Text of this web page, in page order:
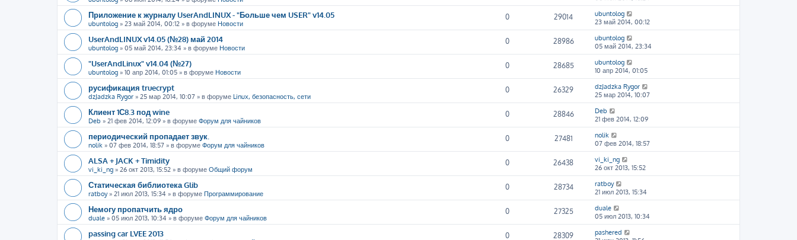
Приложение к журналу UserAndLINUX - "Больше чем USER" v14.05
ubuntolog » 23 май 2014, 00:12 » в форуме Новости
0 29014
ubuntolog
23 май 2014, 00:12
UserAndLINUX v14.05 (№28) май 2014
ubuntolog » 05 май 2014, 23:34 » в форуме Новости
0 28986
ubuntolog
05 май 2014, 23:34
"UserAndLinux" v14.04 (№27)
ubuntolog » 10 апр 2014, 01:05 » в форуме Новости
0 28685
ubuntolog
10 апр 2014, 01:05
русификация truecrypt
dzJadzka Rygor » 25 мар 2014, 10:07 » в форуме Linux, безопасность, сети
0 26329
dzJadzka Rygor
25 мар 2014, 10:07
Клиент 1С8.3 под wine
Deb » 21 фев 2014, 12:09 » в форуме Форум для чайников
0 28846
Deb
21 фев 2014, 12:09
периодический пропадает звук.
nolik » 07 фев 2014, 18:57 » в форуме Форум для чайников
0 27481
nolik
07 фев 2014, 18:57
ALSA + JACK + Timidity
vi_ki_ng » 26 окт 2013, 15:52 » в форуме Общий форум
0 26438
vi_ki_ng
26 окт 2013, 15:52
Статическая библиотека Glib
ratboy» 21 июл 2013, 15:34 » в форуме Программирование
0 28734
ratboy
21 июл 2013, 15:34
Немогу пропатчить ядро
duale » 05 июл 2013, 10:34 » в форуме Форум для чайников
0 27325
duale
05 июл 2013, 10:34
passing car LVEE 2013 0 28309
pashered